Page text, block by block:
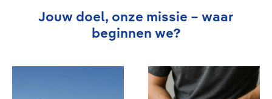
Jouw doel, onze missie – waar
beginnen we?